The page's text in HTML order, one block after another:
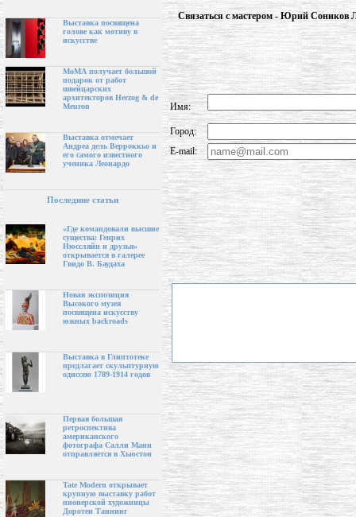
Выставка посвящена
голове как мотиву в
искусстве
МоМА получает большой
подарок от работ
швейцарских
архитекторов Herzog & de
Meuron
Выставка отмечает
Андреа дель Верроккьо и
его самого известного
ученика Леонардо
Последние статьи
«Где командовали высшие
существа: Генрих
Нюссляйн и друзья»
открывается в галерее
Гвидо В. Баудаха
Новая экспозиция
Высокого музея
посвящена искусству
южных backroads
Выставка в Глиптотеке
предлагает скульптурную
одиссею 1789-1914 годов
Первая большая
ретроспектива
американского
фотографа Салли Манн
отправляется в Хьюстон
Tate Modern открывает
крупную выставку работ
пионерской художницы
Доротеи Таннинг
Связаться с мастером - Юрий Соников
Имя:
Город:
E-mail: